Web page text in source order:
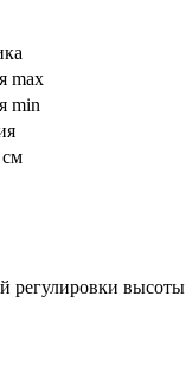
max
min
регулировки высоты